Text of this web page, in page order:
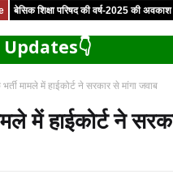
बेसिक शिक्षा परिषद की वर्ष-2025 की अवकाश
मामले में हाईकोर्ट ने सरकार से मांगा जवाब
में हाईकोर्ट ने